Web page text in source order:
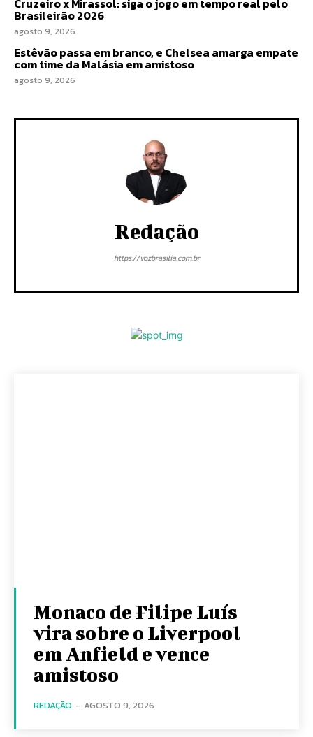
Cruzeiro x Mirassol: siga o jogo em tempo real pelo
Brasileirão 2026
agosto 9, 2026
Estêvão passa em branco, e Chelsea amarga empate
com time da Malásia em amistoso
agosto 9, 2026
Redação
https://vozbrasilia.com.br
Monaco de Filipe Luís
vira sobre o Liverpool
em Anfield e vence
amistoso
REDAÇÃO - AGOSTO 9, 2026